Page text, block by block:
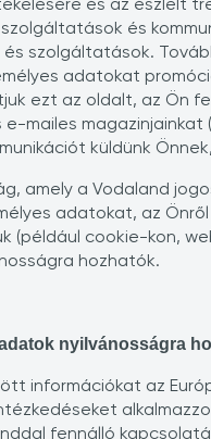
és az észlelt
és
és szolgáltatások.
adatokat
ezt az oldalt, az Ön
e-mailes
küldünk
amely a Vodaland
adatokat, az
(például cookie-kon,
hozhatók.
nyilvánosságra
információkat az
fennálló